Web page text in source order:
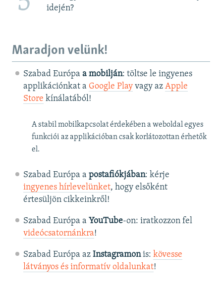
idején?
Maradjon velünk!
Szabad Európa a mobilján: töltse le ingyenes
applikációnkat a Google Playvagy az Apple
Store kínálatából!
A stabil mobilkapcsolat érdekében a weboldal egyes
funkciói az applikációban csak korlátozottan érhetők
el.
Szabad Európa a postafiókjában: kérje
ingyenes hírlevelünket, hogy elsőként
értesüljön cikkeinkről!
Szabad Európa a YouTube-on: iratkozzon fel
videócsatornánkra!
Szabad Európa az Instagramonis: kövesse
látványos és informatív oldalunkat! ​